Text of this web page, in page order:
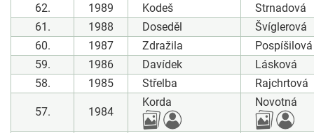
62.
1989 Kodeš
Strnadová
61.
1988 Doseděl
Švíglerová
60.
1987 Zdražila
Pospíšilová
59.
1986 Davídek
Lásková
58.
1985 Střelba Rajchrtová
57. 1984
Korda Novotná